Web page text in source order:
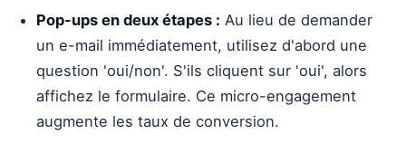
Pop-ups en deux étapes : Au lieu de demander
un e-mail immédiatement, utilisez d'abord une
question 'oui/non'. S'ils cliquent sur 'oui', alors
affichez le formulaire. Ce micro-engagement
augmente les taux de conversion.